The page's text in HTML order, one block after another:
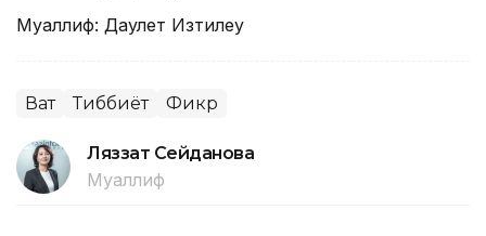
Муаллиф: Даулет Изтилеу
Вақт Тиббиёт Фикр
Ляззат Сейданова
Муаллиф